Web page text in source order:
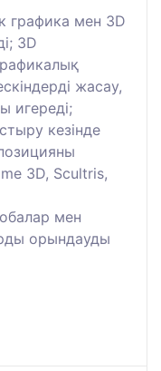
графика мен 3D
3D
жасау,
игереді;
кезінде
3D, Scultris,
мен
орындауды